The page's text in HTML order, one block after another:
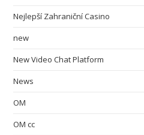
Nejlepší Zahraniční Casino
new
New Video Chat Platform
News
OM
OM cc